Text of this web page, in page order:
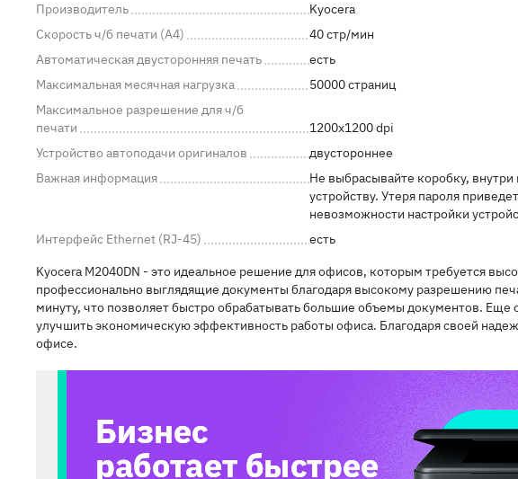
Производитель
Kyocera
Скорость ч/б печати (A4)
40 стр/мин
Автоматическая двусторонняя печать
есть
Максимальная месячная нагрузка
50000 страниц
Максимальное разрешение для ч/б
печати
1200x1200 dpi
Устройство автоподачи оригиналов
двустороннее
Важная информация
Не выбрасывайте коробку, внутри
устройству. Утеря пароля
невозможности настройки
Интерфейс Ethernet (RJ-45)
есть
Kyocera M2040DN - это идеальное решение для офисов, которым требуется
профессионально выглядящие документы благодаря высокому разрешению
минуту, что позволяет быстро обрабатывать большие объемы документов. Еще
улучшить экономическую эффективность работы офиса. Благодаря своей
офисе.